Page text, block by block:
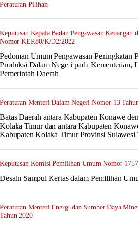
Peraturan Pilihan
Keputusan Kepala Badan Pengawasan Keuangan
Nomor KEP.80/K/D2/2022
Pedoman Umum Pengawasan Peningkatan
Produksi Dalam Negeri pada Kementerian,
Pemerintah Daerah
Peraturan Menteri Dalam Negeri Nomor 13
Batas Daerah antara Kabupaten Konawe
Kolaka Timur dan antara Kabupaten
Kabupaten Kolaka Timur Provinsi Sulawesi
Keputusan Komisi Pemilihan Umum Nomor
Desain Sampul Kertas dalam Pemilihan
Peraturan Menteri Energi dan Sumber Daya
Tahun 2020